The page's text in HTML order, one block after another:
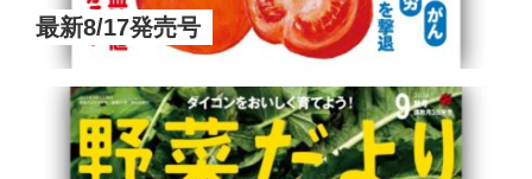
最新8/17発売号